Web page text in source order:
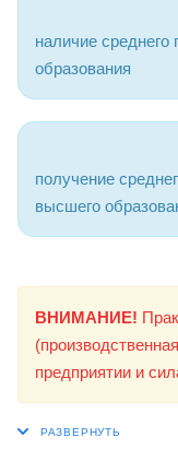
наличие
образования
получение
высшего
ВНИМАНИЕ!
предприятии и